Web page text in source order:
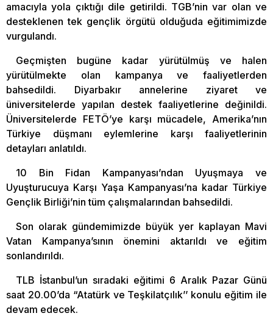
amacıyla yola çıktığı dile getirildi. TGB’nin var olan ve
desteklenen tek gençlik örgütü olduğuda eğitimimizde
vurgulandı.
Geçmişten bugüne kadar yürütülmüş ve halen
yürütülmekte olan kampanya ve faaliyetlerden
bahsedildi. Diyarbakır annelerine ziyaret ve
üniversitelerde yapılan destek faaliyetlerine değinildi.
Üniversitelerde FETÖ’ye karşı mücadele, Amerika’nın
Türkiye düşmanı eylemlerine karşı faaliyetlerinin
detayları anlatıldı.
10 Bin Fidan Kampanyası’ndan Uyuşmaya ve
Uyuşturucuya Karşı Yaşa Kampanyası’na kadar Türkiye
Gençlik Birliği’nin tüm çalışmalarından bahsedildi.
Son olarak gündemimizde büyük yer kaplayan Mavi
Vatan Kampanya’sının önemini aktarıldı ve eğitim
sonlandırıldı.
TLB İstanbul’un sıradaki eğitimi 6 Aralık Pazar Günü
saat 20.00’da “Atatürk ve Teşkilatçılık’’ konulu eğitim ile
devam edecek.